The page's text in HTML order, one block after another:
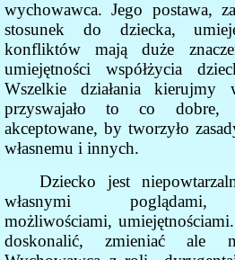
wychowawca. Jego postawa,
stosunek do dziecka,
konfliktów mają duże
umiejętności współżycia
Wszelkie działania
przyswajało to co dobre,
akceptowane, by tworzyło
własnemu i innych.
Dziecko jest
własnymi poglądami,
możliwościami,
doskonalić, zmieniać ale